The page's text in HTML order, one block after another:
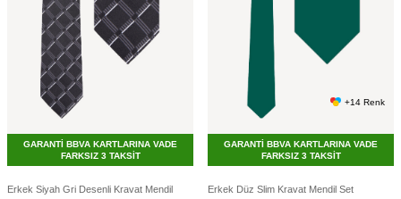
GARANTİ BBVA KARTLARINA VADE
FARKSIZ 3 TAKSİT
Erkek Siyah Gri Desenli Kravat Mendil
+14 Renk
GARANTİ BBVA KARTLARINA VADE
FARKSIZ 3 TAKSİT
Erkek Düz Slim Kravat Mendil Set